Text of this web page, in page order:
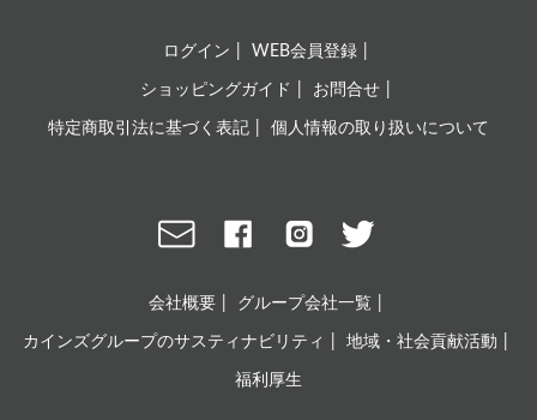
ログイン WEB会員登録
ショッピングガイド お問合せ
特定商取引法に基づく表記 個人情報の取り扱いについて
会社概要 グループ会社一覧
カインズグループのサスティナビリティ 地域・社会貢献活動
福利厚生